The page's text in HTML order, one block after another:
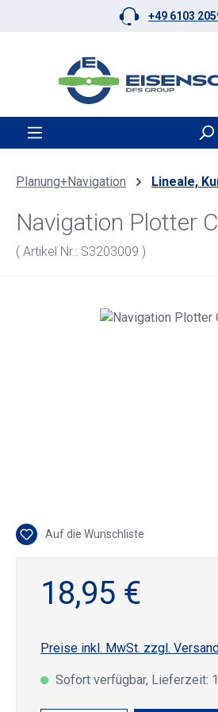
Zum Hauptinhalt springen+49 6103
Planung+Navigation Lineale,
Navigation Plotter
( Artikel Nr.: S3203009 )
Bildergalerie überspringen
Auf die Wunschliste
18,95 €
Preise inkl. MwSt. zzgl.
Sofort verfügbar, Lieferzeit: